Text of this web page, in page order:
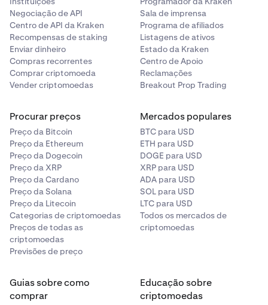
período contínuo de 12 meses.
Para saber mais sobre os limites de compra líquida e ver
exemplos de como funcionam, consulte este
apoio.
Cliente Permitido, Investidor Acreditado e Investidor
Elegível, consulte este
artigo de apoio .
Negociação de API
Centro de API da Kraken
Recompensas de staking
Enviar dinheiro
Compras recorrentes
Comprar criptomoeda
Vender criptomoedas
Sala de imprensa
Programa de afiliados
Listagens de ativos
Estado da Kraken
Centro de Apoio
Reclamações
Breakout Prop Trading
Procurar preços
Preço da Bitcoin
Preço da Ethereum
Preço da Dogecoin
Preço da XRP
Preço da Cardano
Preço da Solana
Preço da Litecoin
Categorias de criptomoedas
Preços de todas as
criptomoedas
Previsões de preço
Mercados populares
BTC para USD
ETH para USD
DOGE para USD
XRP para USD
ADA para USD
SOL para USD
LTC para USD
Todos os mercados de
criptomoedas
Guias sobre como
comprar
Educação sobre
criptomoedas